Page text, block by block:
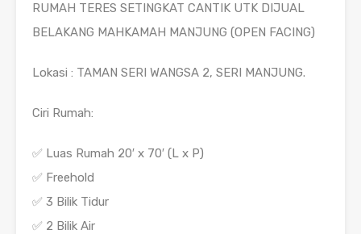
RUMAH TERES SETINGKAT CANTIK UTK DIJUAL
BELAKANG MAHKAMAH MANJUNG (OPEN FACING)
Lokasi : TAMAN SERI WANGSA 2, SERI MANJUNG.
Ciri Rumah:
✅ Luas Rumah 20′ x 70′ (L x P)
✅ Freehold
✅ 3 Bilik Tidur
✅ 2 Bilik Air